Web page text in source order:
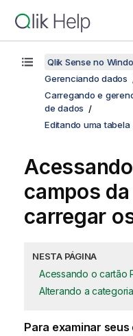
Qlik Sense no
Gerenciando dados
Carregando e
de dados
Editando uma tabela
campos
carregar
NESTA PÁGINA
Acessando o cartão
Alterando a
Para examinar